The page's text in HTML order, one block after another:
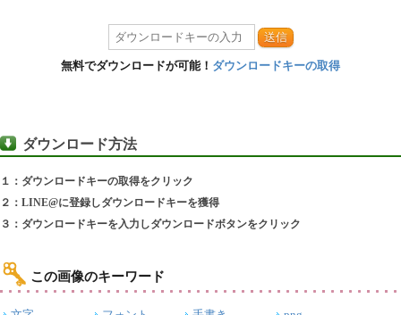
送信
無料でダウンロードが可能！ ダウンロードキーの取得
ダウンロード方法
１：ダウンロードキーの取得をクリック
２：LINE@に登録しダウンロードキーを獲得
３：ダウンロードキーを入力しダウンロードボタンをクリック
この画像のキーワード